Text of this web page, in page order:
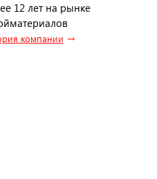
12 лет на рынке
компании →